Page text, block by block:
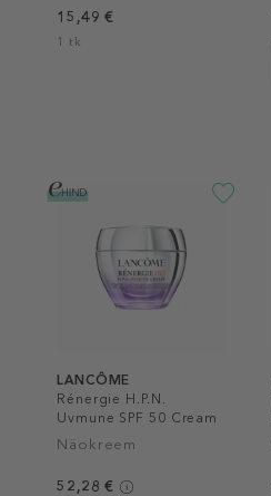
15,49 €
1 tk
LANCÔME
Rénergie H.P.N.
Uvmune SPF 50 Cream
Näokreem
52,28 €